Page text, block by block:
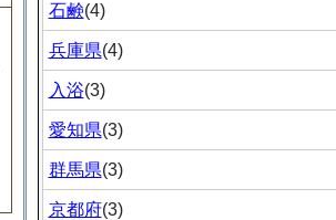
石鹸(4)
兵庫県(4)
入浴(3)
愛知県(3)
群馬県(3)
京都府(3)